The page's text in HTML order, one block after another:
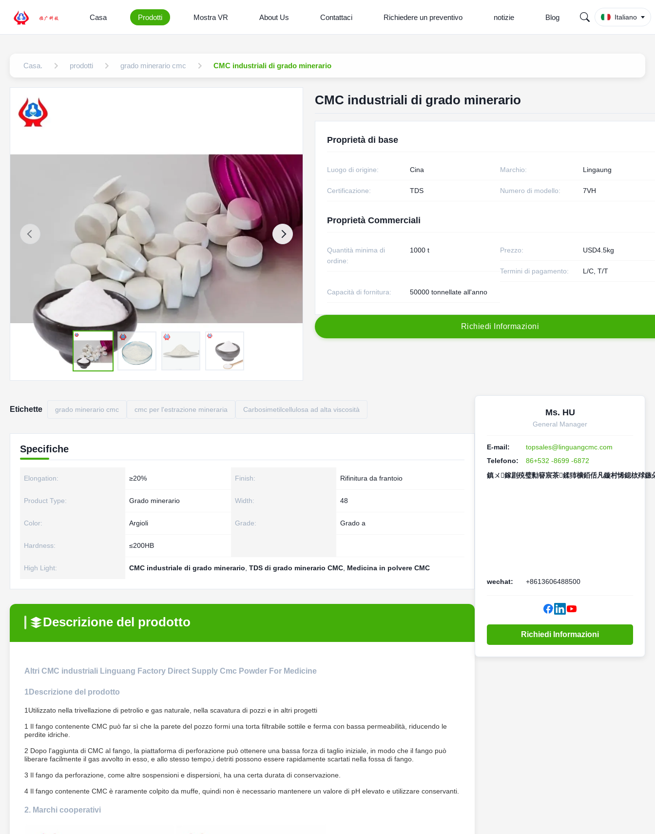
Casa Prodotti Mostra VR About Us Contattaci Richiedere un preventivo notizie Blog Italiano
Casa. prodotti grado minerario cmc CMC industriali di grado minerario
CMC industriali di grado minerario
Proprietà di base
Luogo di origine: Cina Marchio: Lingaung
Certificazione: TDS Numero di modello: 7VH
Proprietà Commerciali
Quantità minima di
ordine:
1000 t Prezzo: USD4.5kg
Termini di pagamento: L/C, T/T
Capacità di fornitura: 50000 tonnellate all'anno
Richiedi nformazioni
Etichette grado minerario cmc cmc per l'estrazione mineraria Carbosimetilcellulosa ad alta viscosità
Specifiche
Elongation: ≥20% Finish: Rifinitura da frantoio
Product Type: Grado minerario Width: 48
Color: Argioli Grade: Grado a
Hardness: ≤200HB
High Light: CMC industriale di grado minerario TDS di grado minerario CMC Medicina in polvere CMC
Descrizione del prodotto
Altri CMC industriali Linguang Factory Direct Supply Cmc Powder For Medicine
1Descrizione del prodotto
1Utilizzato nella trivellazione di petrolio e gas naturale, nella scavatura di pozzi e in altri progetti
1 Il fango contenente CMC può far sì che la parete del pozzo formi una torta filtrabile sottile e ferma con bassa permeabilità, riducendo le
perdite idriche.
2 Dopo l'aggiunta di CMC al fango, la piattaforma di perforazione può ottenere una bassa forza di taglio iniziale, in modo che il fango può
liberare facilmente il gas avvolto in esso, e allo stesso tempo,i detriti possono essere rapidamente scartati nella fossa di fango.
3 Il fango da perforazione, come altre sospensioni e dispersioni, ha una certa durata di conservazione.
4 Il fango contenente CMC è raramente colpito da muffe, quindi non è necessario mantenere un valore di pH elevato e utilizzare conservanti.
2. Marchi cooperativi
Ms. HU
General Manager
E-mail:
topsales@linguangcmc.com
Telefono:
86+532 -8699 -6872
鎮ㄨ鎵剧殑璧勬簮宸茶鍒犻櫎銆佸凡鏇村悕鎴栨殏鏃
wechat: +8613606488500
Richiedi Informazioni